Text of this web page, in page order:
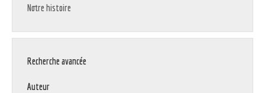
Notre histoire
Recherche avancée
Auteur